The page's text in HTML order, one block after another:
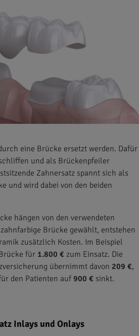
eine Brücke ersetzt werden. Dafür
und als Brückenpfeiler
Zahnersatz spannt sich als
und wird dabei von den beiden
hängen von den verwendeten
Brücke gewählt, entstehen
zusätzlich Kosten. Im Beispiel
für 1.800 € zum Einsatz. Die
übernimmt davon 209 €,
den Patienten auf900 € sinkt.
Inlays und Onlays